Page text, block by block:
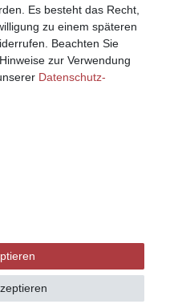
Es besteht das Recht,
zu einem späteren
Beachten Sie
zur Verwendung
Daten­schutz­